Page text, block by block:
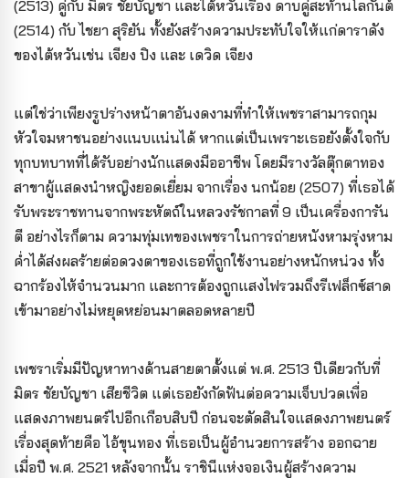
(2513) คู่กับ มิตร ชัยบัญชา และไต้หวันเรื่อง ดาบคู่สะท้านโลกันต์
(2514) กับ ไชยา สุริยัน ทั้งยังสร้างความประทับใจให้แก่ดาราดัง
ของไต้หวันเช่น เจียง ปิง และ เดวิด เจียง
แต่ใช่ว่าเพียงรูปร่างหน้าตาอันงดงามที่ทำให้เพชราสามารถกุม
หัวใจมหาชนอย่างแนบแน่นได้ หากแต่เป็นเพราะเธอยังตั้งใจกับ
ทุกบทบาทที่ได้รับอย่างนักแสดงมืออาชีพ โดยมีรางวัลตุ๊กตาทอง
สาขาผู้แสดงนำหญิงยอดเยี่ยม จากเรื่อง นกน้อย (2507) ที่เธอได้
รับพระราชทานจากพระหัตถ์ในหลวงรัชกาลที่ 9 เป็นเครื่องการัน
ตี อย่างไรก็ตาม ความทุ่มเทของเพชราในการถ่ายหนังหามรุ่งหาม
ค่ำได้ส่งผลร้ายต่อดวงตาของเธอที่ถูกใช้งานอย่างหนักหน่วง ทั้ง
ฉากร้องไห้จำนวนมาก และการต้องถูกแสงไฟรวมถึงรีเฟล็กซ์สาด
เข้ามาอย่างไม่หยุดหย่อนมาตลอดหลายปี
เพชราเริ่มมีปัญหาทางด้านสายตาตั้งแต่ พ.ศ. 2513 ปีเดียวกับที่
มิตร ชัยบัญชา เสียชีวิต แต่เธอยังกัดฟันต่อความเจ็บปวดเพื่อ
แสดงภาพยนตร์ไปอีกเกือบสิบปี ก่อนจะตัดสินใจแสดงภาพยนตร์
เรื่องสุดท้ายคือ ไอ้ขุนทอง ที่เธอเป็นผู้อำนวยการสร้าง ออกฉาย
เมื่อปี พ.ศ. 2521 หลังจากนั้น ราชินีแห่งจอเงินผู้สร้างความ